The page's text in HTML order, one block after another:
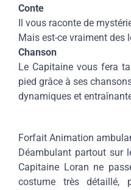
Conte
Il vous raconte de
Mais est-ce vraiment des
Chanson
Le Capitaine vous fera
pied grâce à ses
dynamiques et
Forfait Animation
Déambulant partout sur
Capitaine Loran ne
costume très détaillé,